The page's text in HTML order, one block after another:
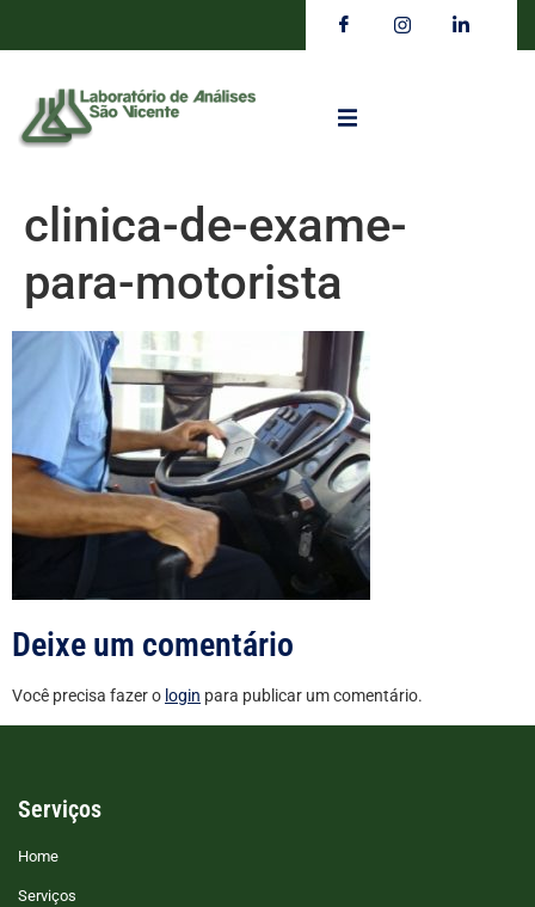
clinica-de-exame-
para-motorista
Deixe um comentário
Você precisa fazer o login para publicar um comentário.
Serviços
Home
Serviços